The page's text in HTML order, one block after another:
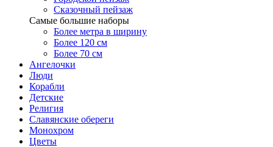
Сказочный пейзаж
Самые большие наборы
Более метра в ширину
Более 120 см
Более 70 см
Ангелочки
Люди
Корабли
Детские
Религия
Славянские обереги
Монохром
Цветы